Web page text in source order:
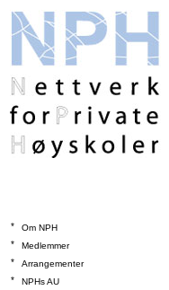
*
Om NPH
*
Medlemmer
*
Arrangementer
*
NPHs AU